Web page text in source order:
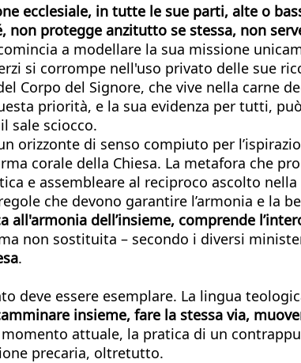
ecclesiale, in tutte le sue parti, alte o
non protegge anzitutto se stessa, non
a modellare la sua missione
si corrompe nell'uso privato delle sue
Corpo del Signore, che vive nella carne
priorità, e la sua evidenza per tutti,
sale sciocco.
orizzonte di senso compiuto per
corale della Chiesa. La metafora che
e assembleare al reciproco ascolto
che devono garantire l’armonia e la
dell’insieme, comprende
non sostituita – secondo i diversi
.
deve essere esemplare. La lingua
insieme, fare la stessa via,
attuale, la pratica di un
precaria, oltretutto.